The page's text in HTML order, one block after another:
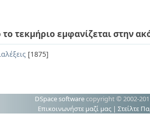
το τεκμήριο εμφανίζεται στην
[1875]
DSpace software copyright © 2002-
Επικοινωνήστε μαζί μας | Στείλτε